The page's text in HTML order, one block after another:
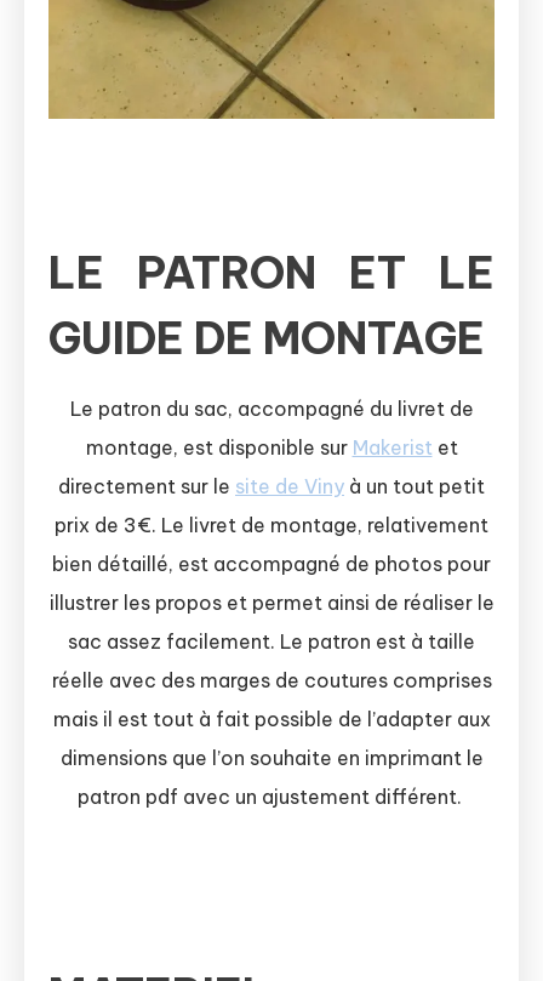
LE PATRON ET LE
GUIDE DE MONTAGE
Le patron du sac, accompagné du livret de
montage, est disponible sur Makerist et
directement sur le site de Viny à un tout petit
prix de 3€. Le livret de montage, relativement
bien détaillé, est accompagné de photos pour
illustrer les propos et permet ainsi de réaliser le
sac assez facilement. Le patron est à taille
réelle avec des marges de coutures comprises
mais il est tout à fait possible de l’adapter aux
dimensions que l’on souhaite en imprimant le
patron pdf avec un ajustement différent.